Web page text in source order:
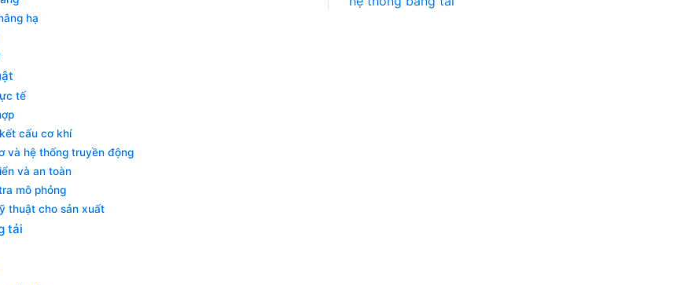
hạ
tế
cấu cơ khí
và hệ thống truyền động
và an toàn
mô phỏng
thuật cho sản xuất
tải